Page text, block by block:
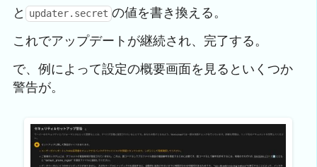
と updater.secret の値を書き換える。
これでアップデートが継続され、完了する。
で、例によって設定の概要画面を見るといくつか
警告が。